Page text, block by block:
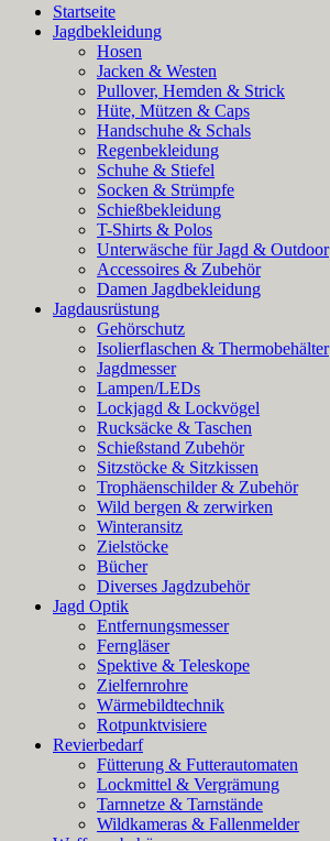
Startseite
Jagdbekleidung
Hosen
Jacken & Westen
Pullover, Hemden & Strick
Hüte, Mützen & Caps
Handschuhe & Schals
Regenbekleidung
Schuhe & Stiefel
Socken & Strümpfe
Schießbekleidung
T-Shirts & Polos
Unterwäsche für Jagd & Outdoor
Accessoires & Zubehör
Damen Jagdbekleidung
Jagdausrüstung
Gehörschutz
Isolierflaschen & Thermobehälter
Jagdmesser
Lampen/LEDs
Lockjagd & Lockvögel
Rucksäcke & Taschen
Schießstand Zubehör
Sitzstöcke & Sitzkissen
Trophäenschilder & Zubehör
Wild bergen & zerwirken
Winteransitz
Zielstöcke
Bücher
Diverses Jagdzubehör
Jagd Optik
Entfernungsmesser
Ferngläser
Spektive & Teleskope
Zielfernrohre
Wärmebildtechnik
Rotpunktvisiere
Revierbedarf
Fütterung & Futterautomaten
Lockmittel & Vergrämung
Tarnnetze & Tarnstände
Wildkameras & Fallenmelder